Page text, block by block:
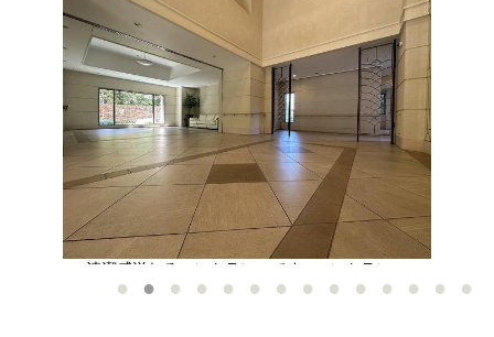
清潔感溢れるエントランスです♪ エントランス